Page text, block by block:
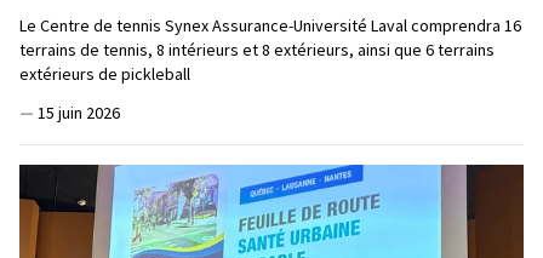
Le Centre de tennis Synex Assurance-Université Laval comprendra 16
terrains de tennis, 8 intérieurs et 8 extérieurs, ainsi que 6 terrains
extérieurs de pickleball
— 15 juin 2026